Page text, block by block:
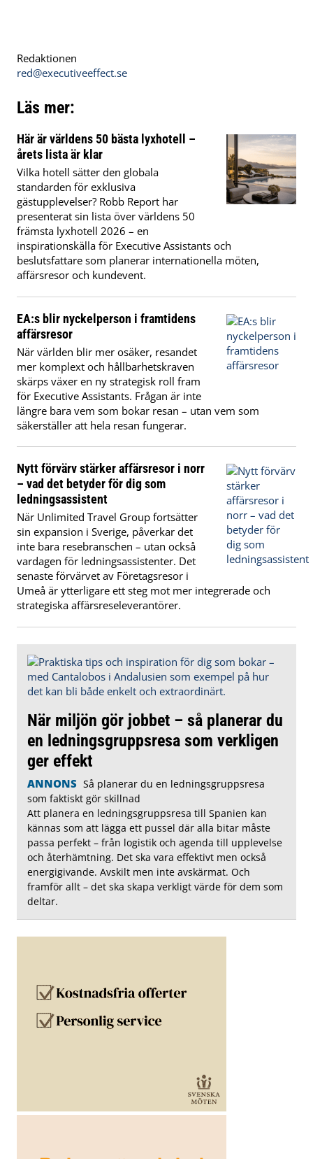
Redaktionen
red@executiveeffect.se
Läs mer:
Här är världens 50 bästa lyxhotell –
årets lista är klar
Vilka hotell sätter den globala
standarden för exklusiva
gästupplevelser? Robb Report har
presenterat sin lista över världens 50
främsta lyxhotell 2026 – en
inspirationskälla för Executive Assistants och
beslutsfattare som planerar internationella möten,
affärsresor och kundevent.
EA:s blir nyckelperson i framtidens
affärsresor
När världen blir mer osäker, resandet
mer komplext och hållbarhetskraven
skärps växer en ny strategisk roll fram
för Executive Assistants. Frågan är inte
längre bara vem som bokar resan – utan vem som
säkerställer att hela resan fungerar.
Nytt förvärv stärker affärsresor i norr
– vad det betyder för dig som
ledningsassistent
När Unlimited Travel Group fortsätter
sin expansion i Sverige, påverkar det
inte bara resebranschen – utan också
vardagen för ledningsassistenter. Det
senaste förvärvet av Företagsresor i
Umeå är ytterligare ett steg mot mer integrerade och
strategiska affärsreseleverantörer.
När miljön gör jobbet – så planerar du
en ledningsgruppsresa som verkligen
ger effekt
ANNONS Så planerar du en ledningsgruppsresa
som faktiskt gör skillnad
Att planera en ledningsgruppsresa till Spanien kan
kännas som att lägga ett pussel där alla bitar måste
passa perfekt – från logistik och agenda till upplevelse
och återhämtning. Det ska vara effektivt men också
energigivande. Avskilt men inte avskärmat. Och
framför allt – det ska skapa verkligt värde för dem som
deltar.